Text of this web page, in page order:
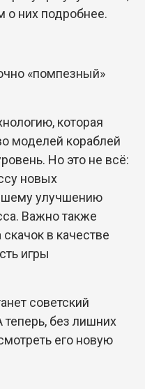
о них подробнее.
«помпезный»
которая
моделей кораблей
Но это не всё:
новых
улучшению
Важно также
в качестве
игры
советский
теперь, без лишних
его новую